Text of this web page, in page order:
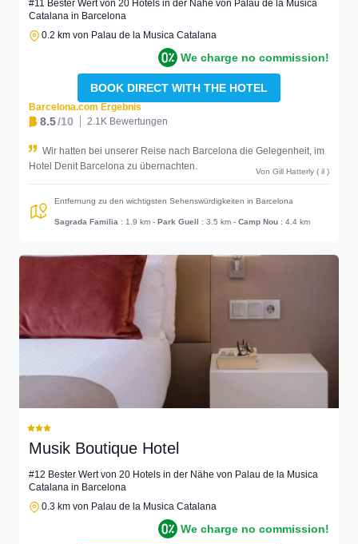
#11 Bester Wert von 20 Hotels in der Nähe von Palau de la Musica
Catalana in Barcelona
0.2 km von Palau de la Musica Catalana
We charge no commission!
BOOK DIRECT WITH THE HOTEL
Barcelona.com Ergebnis
8.5/10 2.1K Bewertungen
Wir hatten bei unserer Reise nach Barcelona die Gelegenheit, im
Hotel Denit Barcelona zu übernachten.
Von Gill Hatterly ( il )
Entfernung zu den wichtigsten Sehenswürdigkeiten in Barcelona
Sagrada Familia : 1.9 km - Park Guell : 3.5 km - Camp Nou : 4.4 km
Musik Boutique Hotel
#12 Bester Wert von 20 Hotels in der Nähe von Palau de la Musica
Catalana in Barcelona
0.3 km von Palau de la Musica Catalana
We charge no commission!